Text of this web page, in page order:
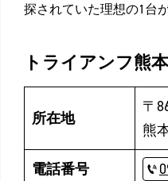
探されていた理想の1台
トライアンフ熊本
所在地
〒
熊
電話番号